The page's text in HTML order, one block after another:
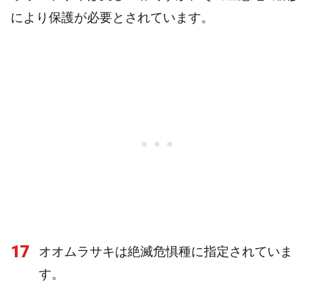
により保護が必要とされています。
17
オオムラサキは絶滅危惧種に指定されていま
す。